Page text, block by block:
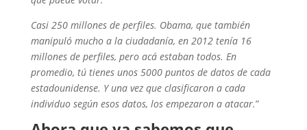
Casi 250 millones de perfiles. Obama, que también
manipuló mucho a la ciudadanía, en 2012 tenía 16
millones de perfiles, pero acá estaban todos. En
promedio, tú tienes unos 5000 puntos de datos de cada
estadounidense. Y una vez que clasificaron a cada
individuo según esos datos, los empezaron a atacar.”